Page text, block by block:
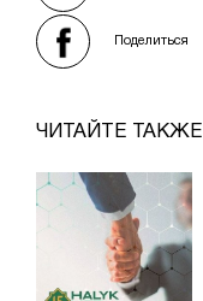
Поделиться
ЧИТАЙТЕ ТАКЖЕ